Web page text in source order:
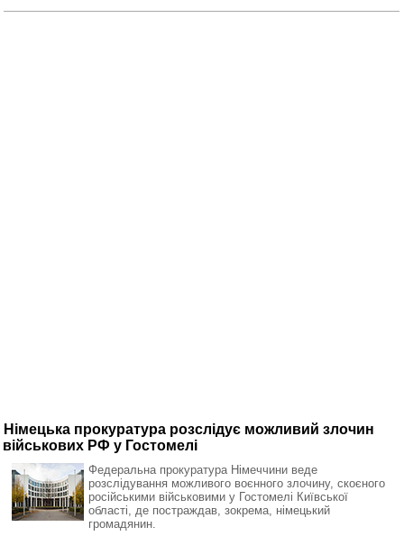
Німецька прокуратура розслідує можливий злочин
військових РФ у Гостомелі
Федеральна прокуратура Німеччини веде
розслідування можливого воєнного злочину, скоєного
російськими військовими у Гостомелі Київської
області, де постраждав, зокрема, німецький
громадянин.